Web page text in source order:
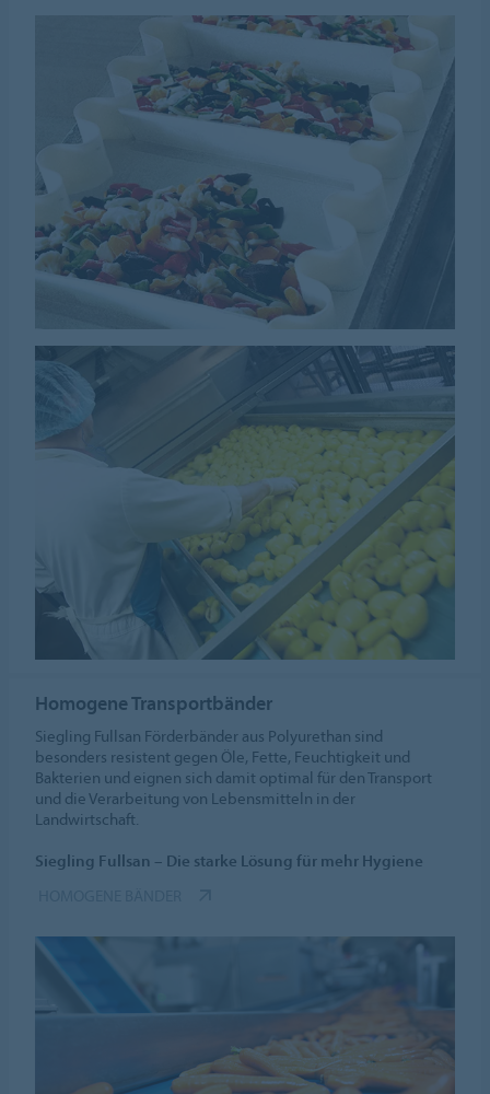
Homogene Transportbänder
Siegling Fullsan Förderbänder aus Polyurethan sind
besonders resistent gegen Öle, Fette, Feuchtigkeit und
Bakterien und eignen sich damit optimal für den Transport
und die Verarbeitung von Lebensmitteln in der
Landwirtschaft.
Siegling Fullsan – Die starke Lösung für mehr Hygiene